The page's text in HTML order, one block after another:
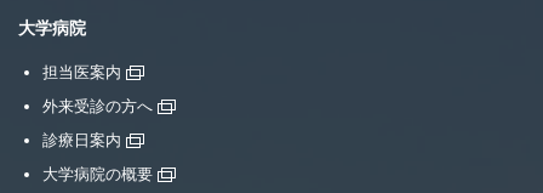
大学病院
担当医案内
外来受診の方へ
診療日案内
大学病院の概要